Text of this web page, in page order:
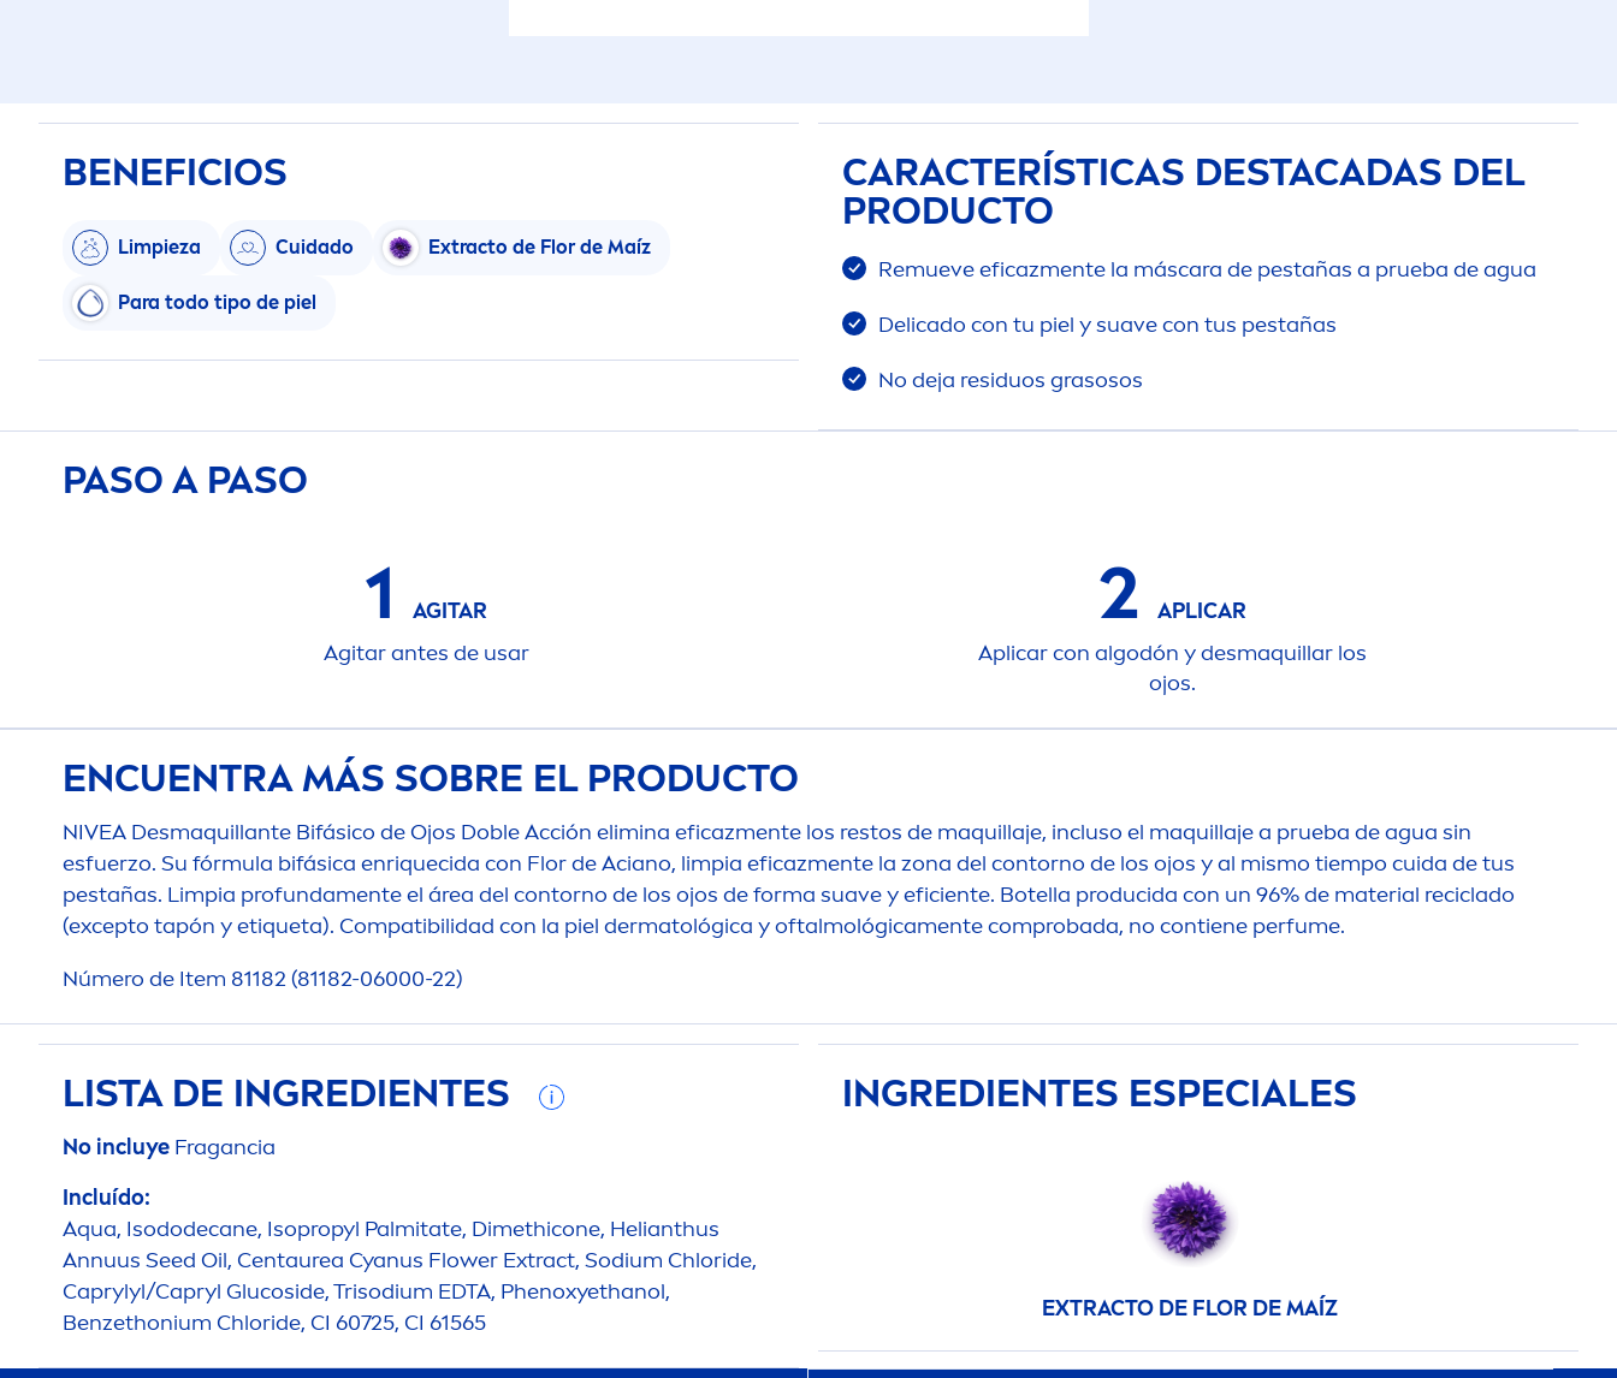
BENEFICIOS
Limpieza Cuidado Extracto de Flor de Maíz
Para todo tipo de piel
CARACTERÍSTICAS DESTACADAS DEL
PRODUCTO
Remueve eficazmente la máscara de pestañas a prueba de agua
Delicado con tu piel y suave con tus pestañas
No deja residuos grasosos
PASO A PASO
1
AGITAR
Agitar antes de usar
2
APLICAR
Aplicar con algodón y desmaquillar los
ojos.
ENCUENTRA MÁS SOBRE EL PRODUCTO
NIVEA Desmaquillante Bifásico de Ojos Doble Acción elimina eficazmente los restos de maquillaje, incluso el maquillaje a prueba de agua sin
esfuerzo. Su fórmula bifásica enriquecida con Flor de Aciano, limpia eficazmente la zona del contorno de los ojos y al mismo tiempo cuida de tus
pestañas. Limpia profundamente el área del contorno de los ojos de forma suave y eficiente. Botella producida con un 96% de material reciclado
(excepto tapón y etiqueta). Compatibilidad con la piel dermatológica y oftalmológicamente comprobada, no contiene perfume.
Número de Item 81182 (81182-06000-22)
LISTA DE INGREDIENTES
No incluye Fragancia
Incluído:
Aqua, Isododecane, Isopropyl Palmitate, Dimethicone, Helianthus
Annuus Seed Oil, Centaurea Cyanus Flower Extract, Sodium Chloride,
Caprylyl/Capryl Glucoside, Trisodium EDTA, Phenoxyethanol,
Benzethonium Chloride, CI 60725, CI 61565
INGREDIENTES ESPECIALES
EXTRACTO DE FLOR DE MAÍZ